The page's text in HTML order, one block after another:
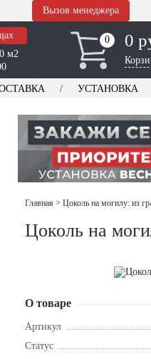
Вызов менеджера
м2
0
0 0
УСТАНОВКА
Главная > Цоколь на могилу: из
Цоколь на
О товаре
Артикул
Статус